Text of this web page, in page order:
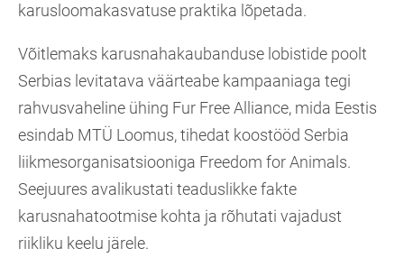
karusloomakasvatuse praktika lõpetada.
Võitlemaks karusnahakaubanduse lobistide poolt
Serbias levitatava väärteabe kampaaniaga tegi
rahvusvaheline ühing Fur Free Alliance, mida Eestis
esindab MTÜ Loomus, tihedat koostööd Serbia
liikmesorganisatsiooniga Freedom for Animals.
Seejuures avalikustati teaduslikke fakte
karusnahatootmise kohta ja rõhutati vajadust
riikliku keelu järele.